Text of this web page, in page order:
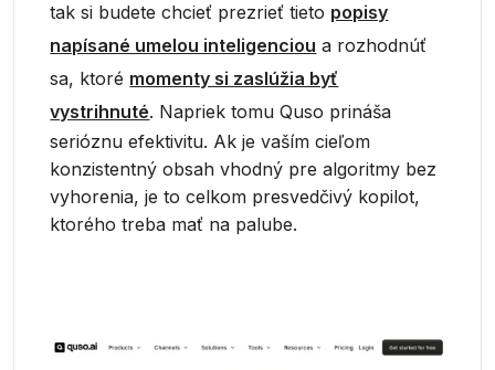
tak si budete chcieť prezrieť tieto popisy
napísané umelou inteligenciou a rozhodnúť
sa, ktoré momenty si zaslúžia byť
vystrihnuté. Napriek tomu Quso prináša
serióznu efektivitu. Ak je vaším cieľom
konzistentný obsah vhodný pre algoritmy bez
vyhorenia, je to celkom presvedčivý kopilot,
ktorého treba mať na palube.